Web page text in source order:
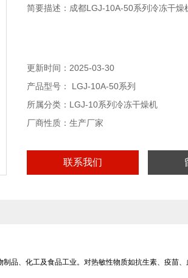
简要描述：成都LGJ-10A-50系列冷冻干燥
更新时间：2025-03-30
产品型号： LGJ-10A-50系列
所属分类：LGJ-10系列冷冻干燥机
厂商性质：生产厂家
联系我们
品、化工及食品工业。对热敏性物质如抗生素、疫苗